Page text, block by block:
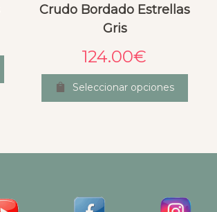
Crudo Bordado Estrellas
Gris
124.00€
Seleccionar opciones